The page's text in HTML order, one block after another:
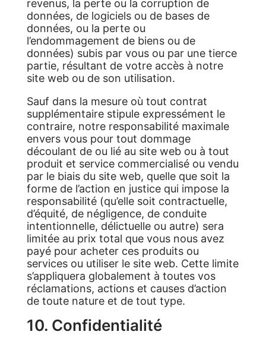
revenus, la perte ou la corruption de
données, de logiciels ou de bases de
données, ou la perte ou
l’endommagement de biens ou de
données) subis par vous ou par une tierce
partie, résultant de votre accès à notre
site web ou de son utilisation.
Sauf dans la mesure où tout contrat
supplémentaire stipule expressément le
contraire, notre responsabilité maximale
envers vous pour tout dommage
découlant de ou lié au site web ou à tout
produit et service commercialisé ou vendu
par le biais du site web, quelle que soit la
forme de l’action en justice qui impose la
responsabilité (qu’elle soit contractuelle,
d’équité, de négligence, de conduite
intentionnelle, délictuelle ou autre) sera
limitée au prix total que vous nous avez
payé pour acheter ces produits ou
services ou utiliser le site web. Cette limite
s’appliquera globalement à toutes vos
réclamations, actions et causes d’action
de toute nature et de tout type.
10. Confidentialité